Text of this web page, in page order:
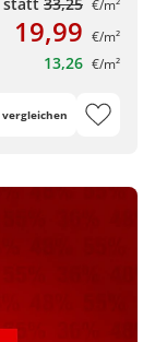
statt 33,25 €/m²
19,99 €/m²
13,26 €/m²
vergleichen